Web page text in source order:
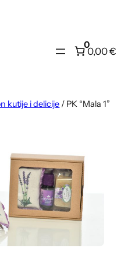
0
0,00 €
kutije i delicije / PK “Mala 1”